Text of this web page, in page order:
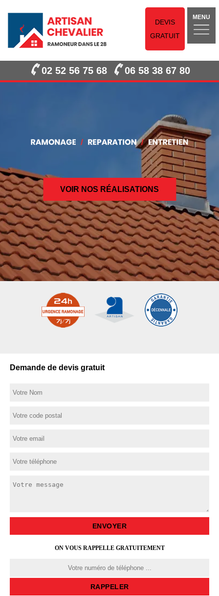
DEVIS
GRATUIT
MENU
02 52 56 75 68 06 58 38 67 80
VOIR NOS RÉALISATIONS
Demande de devis gratuit
ON VOUS RAPPELLE GRATUITEMENT